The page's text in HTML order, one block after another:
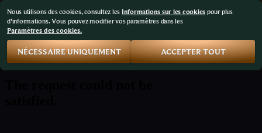
Nous utilisons des cookies, consultez les Informations sur les cookies pour plus
d'informations. Vous pouvez modifier vos paramètres dans les
Paramètres des cookies.
NÉCESSAIRE UNIQUEMENT ACCEPTER TOUT